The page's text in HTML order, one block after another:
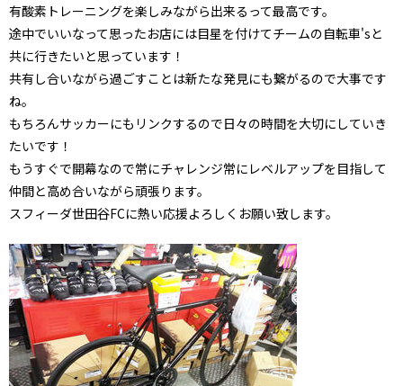
有酸素トレーニングを楽しみながら出来るって最高です。
途中でいいなって思ったお店には目星を付けてチームの自転車'sと
共に行きたいと思っています！
共有し合いながら過ごすことは新たな発見にも繋がるので大事です
ね。
もちろんサッカーにもリンクするので日々の時間を大切にしていき
たいです！
もうすぐで開幕なので常にチャレンジ常にレベルアップを目指して
仲間と高め合いながら頑張ります。
スフィーダ世田谷FCに熱い応援よろしくお願い致します。